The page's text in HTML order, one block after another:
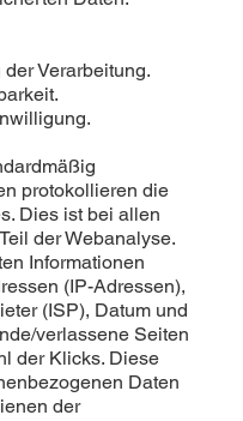
Verarbeitung.
protokollieren die
Dies ist bei allen
der Webanalyse.
Informationen
(IP-Adressen),
(ISP), Datum und
verlassene Seiten
der Klicks. Diese
Daten
der